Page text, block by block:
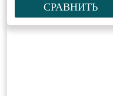
СРАВНИТЬ